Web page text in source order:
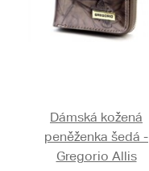
Dámská kožená
peněženka šedá -
Gregorio Allis